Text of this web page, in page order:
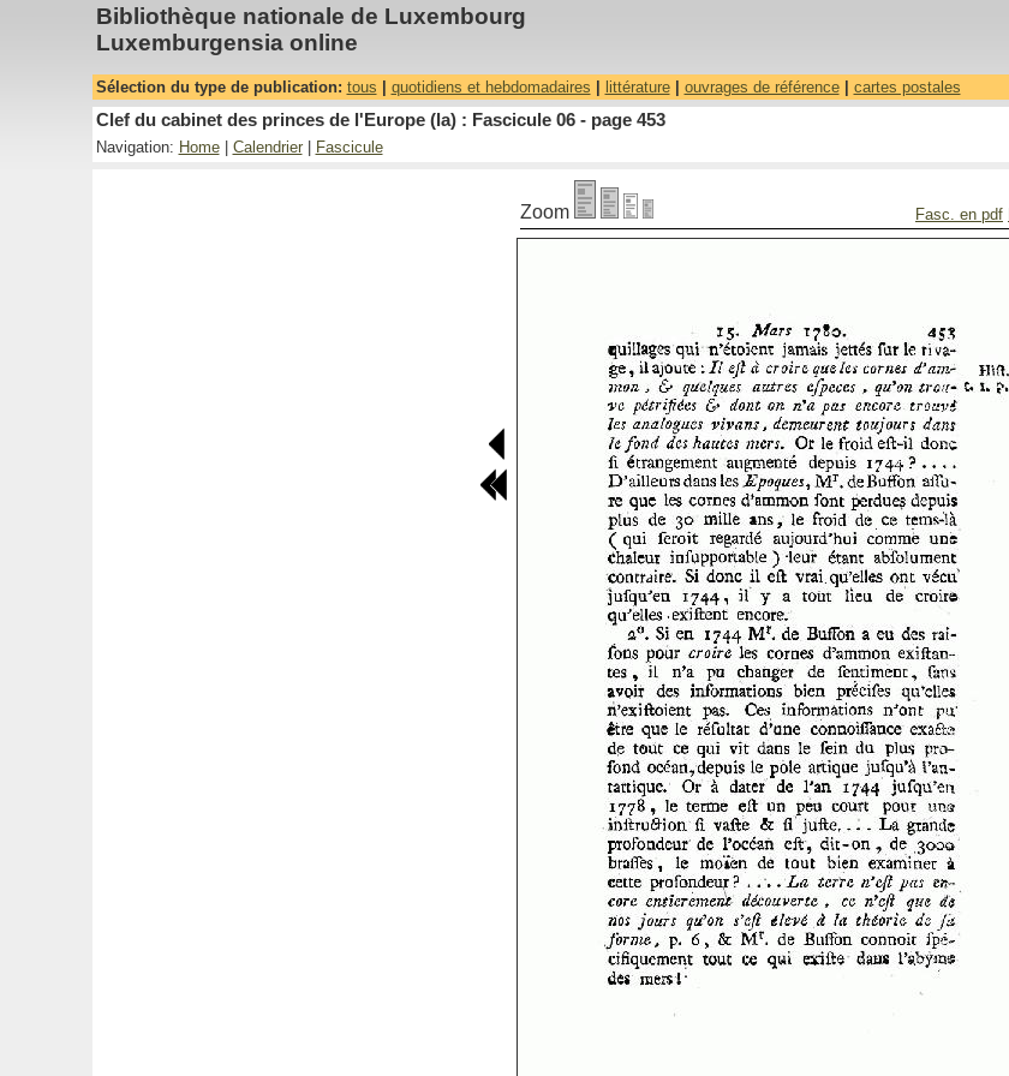
Bibliothèque nationale de Luxembourg
Luxemburgensia online
Sélection du type de publication: tous quotidiens et hebdomadaires littérature| ouvrages de référence| cartes postales
Clef du cabinet des princes de l'Europe (la) : Fascicule 06 - page 453
Navigation: Home| Calendrier| Fascicule
Zoom Fasc. en pdf